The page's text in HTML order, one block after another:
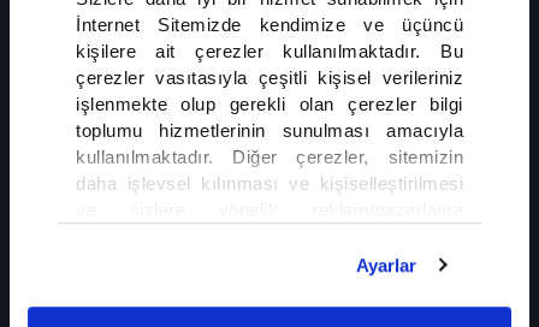
İnternet Sitemizde kendimize ve üçüncü
kişilere ait çerezler kullanılmaktadır. Bu
çerezler vasıtasıyla çeşitli kişisel verileriniz
işlenmekte olup gerekli olan çerezler bilgi
toplumu hizmetlerinin sunulması amacıyla
kullanılmaktadır. Diğer çerezler, sitemizin
daha işlevsel kılınması ve kişiselleştirilmesi
olarak açık rızanız dahilinde kullanılacaktır.
Ayarlar
İLGİNİZİ ÇEKEBİLİR